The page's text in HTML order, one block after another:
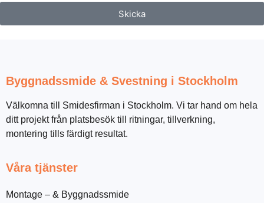
Skicka
Byggnadssmide & Svestning i Stockholm
Välkomna till Smidesfirman i Stockholm. Vi tar hand om hela
ditt projekt från platsbesök till ritningar, tillverkning,
montering tills färdigt resultat.
Våra tjänster
Montage – & Byggnadssmide